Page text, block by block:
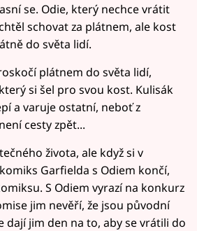
se. Odie, který nechce vrátit
schovat za plátnem, ale kost
do světa lidí.
plátnem do světa lidí,
si šel pro svou kost. Kulisák
a varuje ostatní, neboť z
cesty zpět...
života, ale když si v
Garfielda s Odiem končí,
S Odiem vyrazí na konkurz
jim nevěří, že jsou původní
dají jim den na to, aby se vrátili do